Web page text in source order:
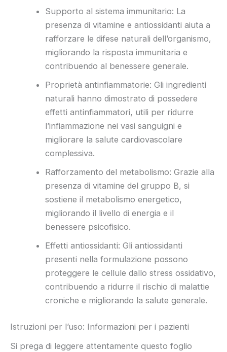
Supporto al sistema immunitario: La
presenza di vitamine e antiossidanti aiuta a
rafforzare le difese naturali dell’organismo,
migliorando la risposta immunitaria e
contribuendo al benessere generale.
Proprietà antinfiammatorie: Gli ingredienti
naturali hanno dimostrato di possedere
effetti antinfiammatori, utili per ridurre
l’infiammazione nei vasi sanguigni e
migliorare la salute cardiovascolare
complessiva.
Rafforzamento del metabolismo: Grazie alla
presenza di vitamine del gruppo B, si
sostiene il metabolismo energetico,
migliorando il livello di energia e il
benessere psicofisico.
Effetti antiossidanti: Gli antiossidanti
presenti nella formulazione possono
proteggere le cellule dallo stress ossidativo,
contribuendo a ridurre il rischio di malattie
croniche e migliorando la salute generale.
Istruzioni per l’uso: Informazioni per i pazienti
Si prega di leggere attentamente questo foglio